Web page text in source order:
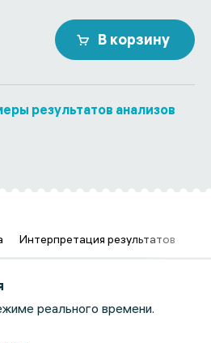
В корзину
результатов анализов
Интерпретация результатов
реального времени.